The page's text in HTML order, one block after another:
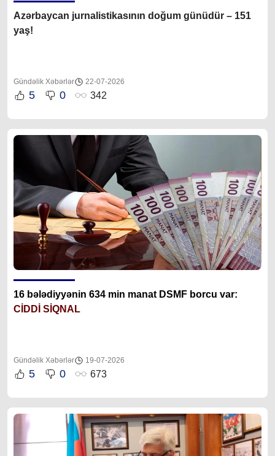
Azərbaycan jurnalistikasının doğum günüdür – 151
yaş!
Gündəlik Xəbərlər 22-07-2026
5 0 342
16 bələdiyyənin 634 min manat DSMF borcu var:
CİDDİ SİQNAL
Gündəlik Xəbərlər 19-07-2026
5 0 673